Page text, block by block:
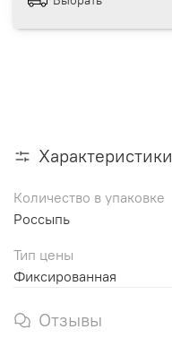
Характеристики
Количество в упаковке
Россыпь
Тип цены
Фиксированная
Отзывы